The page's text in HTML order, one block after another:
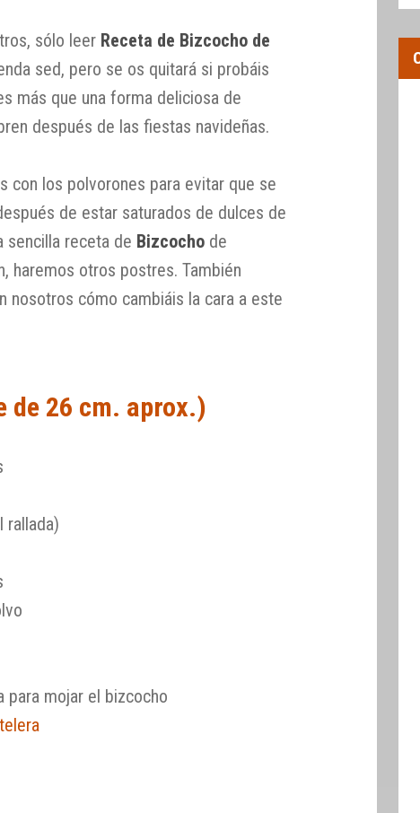
sólo leer Receta de Bizcocho de
sed, pero se os quitará si probáis
más que una forma deliciosa de
después de las fiestas navideñas.
con los polvorones para evitar que se
de estar saturados de dulces de
sencilla receta de Bizcocho de
haremos otros postres. También
nosotros cómo cambiáis la cara a este
de 26 cm. aprox.)
rallada)
para mojar el bizcocho